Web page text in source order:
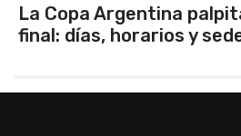
de
Los
Tandil